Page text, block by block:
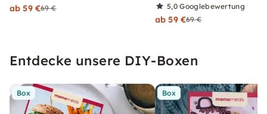
ab 59 €69 € 5,0Googlebewertung
ab 59 €69 €
Entdecke unsere DIY-Boxen
Box Box